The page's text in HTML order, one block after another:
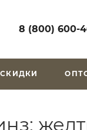
8 (800) 600-